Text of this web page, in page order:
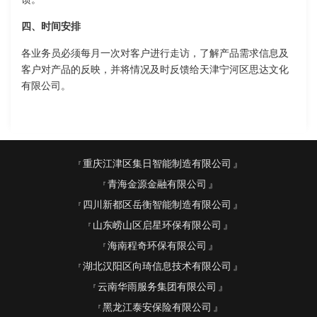
四、时间安排
各业务员必须每月一次对客户进行走访，了解产品需求信息及
客户对产品的反映，并将情况及时反馈给天津宁河区思达文化
有限公司。
重庆江津区集日智能制造有限公司
青海金源金融有限公司
四川新都区岳衡智能制造有限公司
山东崂山区启星环保有限公司
海南程奇环保有限公司
湖北汉阳区向琦信息技术有限公司
云南华雨服务集团有限公司
黑龙江泰安保险有限公司